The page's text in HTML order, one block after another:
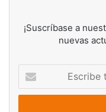
¡Suscríbase a
nuevas
correo